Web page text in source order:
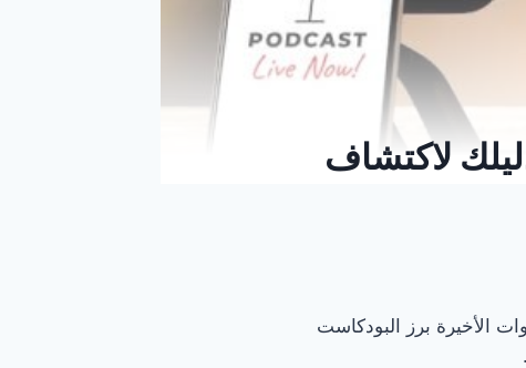
لاكتشاف
الأخيرة برز البودكاست